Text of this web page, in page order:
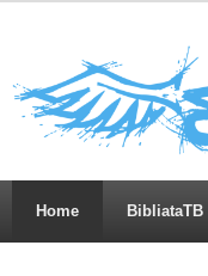
Home BibliataTB